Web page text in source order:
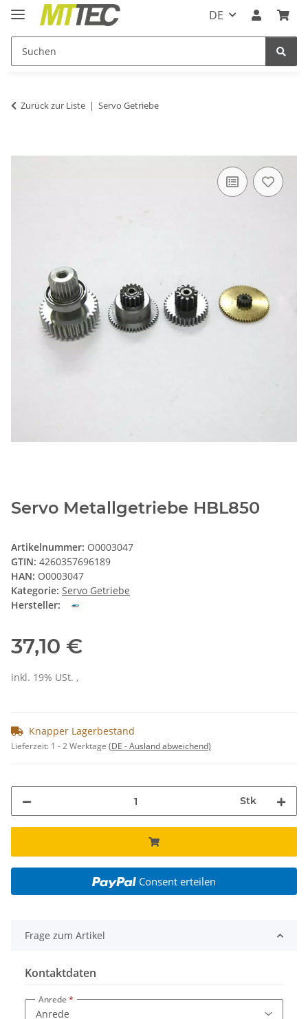
DE
Zurück zur Liste Servo Getriebe
Servo Metallgetriebe HBL850
Artikelnummer: O0003047
GTIN: 4260357696189
HAN: O0003047
Kategorie: Servo Getriebe
Hersteller:
37,10 €
inkl. 19% USt. ,
Knapper Lagerbestand
Lieferzeit: 1 - 2 Werktage (DE - Ausland abweichend)
Stk
Consent erteilen
Frage zum Artikel
Kontaktdaten
Anrede